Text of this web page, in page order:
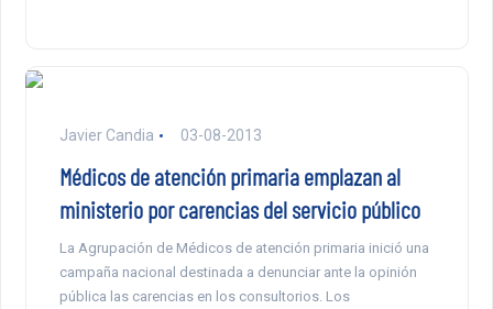
Javier Candia 03-08-2013
Médicos de atención primaria emplazan al
ministerio por carencias del servicio público
La Agrupación de Médicos de atención primaria inició una
campaña nacional destinada a denunciar ante la opinión
pública las carencias en los consultorios. Los